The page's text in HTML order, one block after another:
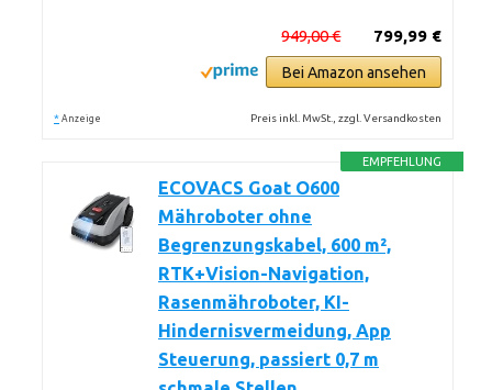
799,99 €
949,00 €
Bei Amazon ansehen
* Anzeige Preis inkl. MwSt., zzgl. Versandkosten
EMPFEHLUNG
ECOVACS Goat O600
Mähroboter ohne
Begrenzungskabel, 600 m²,
RTK+Vision-Navigation,
Rasenmähroboter, KI-
Hindernisvermeidung, App
Steuerung, passiert 0,7 m